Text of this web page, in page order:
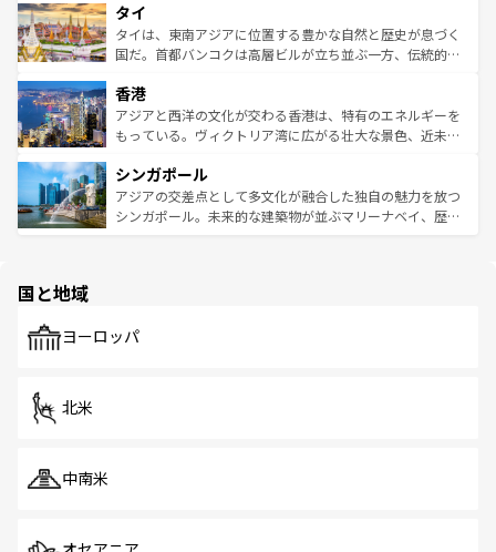
リティに包まれながら、韓国の多彩な魅力を心ゆくまで味
わってみてほしい。 なお、新着の韓国情報はコンテンツ一
覧を参照してほしい。
急速な発展と共に伝統が息づく。ハノイの古い町並みやホ
ーチミン市のフランス統治時代の建物も、独特の雰囲気を
醸し出している。また、バラエティの豊かさとおいしさで
とつ。フォーやバインミー、ベトナムコーヒーなどは、ぜ
ひ現地で味わいたい。どの地域を訪れてもあたたかい人々
が旅行者を迎えてくれるので、きっと忘れられない旅にな
参照してほしい。
タイ
タイは、東南アジアに位置する豊かな自然と歴史が息づく
国だ。首都バンコクは高層ビルが立ち並ぶ一方、伝統的な
の活気が交差している。北部ではチェンマイなどの山岳地
帯で自然と触れ合い、南部ではプーケットやクラビの美し
いビーチでリゾート気分を楽しむことができる。タイ料理
激する。気候は一年中温暖で、どの季節にも異なる楽しみ
が待っている。親しみやすいタイの人々、仏教を中心とし
た文化、そして多様な観光資源が、訪れる旅人を魅了し続
香港
アジアと西洋の文化が交わる香港は、特有のエネルギーを
もっている。ヴィクトリア湾に広がる壮大な景色、近未来
み、どこを訪れても感動するはず。観光スポットが密集し
ており、効率よく見どころを回れるのも魅力。息をのむよ
うな絶景から文化的な体験まで、香港を存分に楽しみ尽く
シンガポール
アジアの交差点として多文化が融合した独自の魅力を放つ
シンガポール。未来的な建築物が並ぶマリーナベイ、歴史
で、ホーカーズは地元の風情を楽しめる外せないスポット
国と地域
ヨーロッパ
北米
中南米